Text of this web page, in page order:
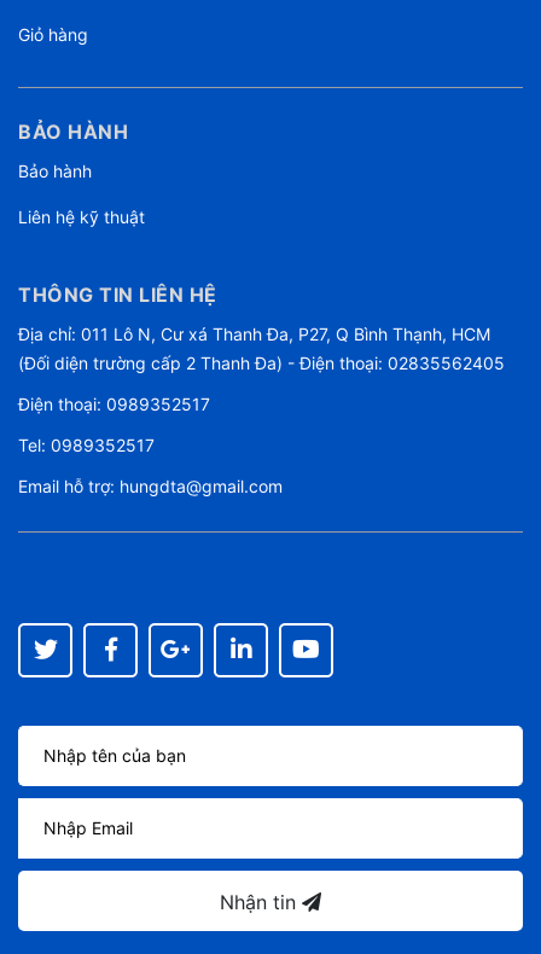
Giỏ hàng
BẢO HÀNH
Bảo hành
Liên hệ kỹ thuật
THÔNG TIN LIÊN HỆ
Địa chỉ: 011 Lô N, Cư xá Thanh Đa, P27, Q Bình Thạnh, HCM
(Đối diện trường cấp 2 Thanh Đa) - Điện thoại: 02835562405
Điện thoại: 0989352517
Tel: 0989352517
Email hỗ trợ: hungdta@gmail.com
Nhận tin